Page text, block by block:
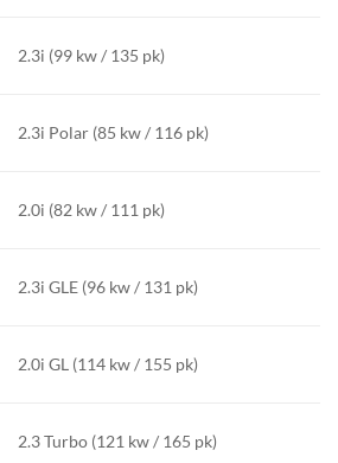
2.3i (99 kw / 135 pk)
2.3i Polar (85 kw / 116 pk)
2.0i (82 kw / 111 pk)
2.3i GLE (96 kw / 131 pk)
2.0i GL (114 kw / 155 pk)
2.3 Turbo (121 kw / 165 pk)